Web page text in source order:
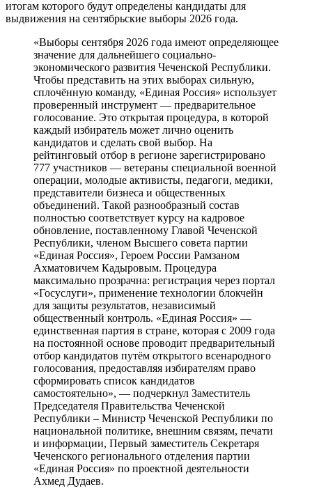
итогам которого будут определены кандидаты для
выдвижения на сентябрьские выборы 2026 года.
«Выборы сентября 2026 года имеют определяющее
значение для дальнейшего социально-
экономического развития Чеченской Республики.
Чтобы представить на этих выборах сильную,
сплочённую команду, «Единая Россия» использует
проверенный инструмент — предварительное
голосование. Это открытая процедура, в которой
каждый избиратель может лично оценить
кандидатов и сделать свой выбор. На
рейтинговый отбор в регионе зарегистрировано
777 участников — ветераны специальной военной
операции, молодые активисты, педагоги, медики,
представители бизнеса и общественных
объединений. Такой разнообразный состав
полностью соответствует курсу на кадровое
обновление, поставленному Главой Чеченской
Республики, членом Высшего совета партии
«Единая Россия», Героем России Рамзаном
Ахматовичем Кадыровым. Процедура
максимально прозрачна: регистрация через портал
«Госуслуги», применение технологии блокчейн
для защиты результатов, независимый
общественный контроль. «Единая Россия» —
единственная партия в стране, которая с 2009 года
на постоянной основе проводит предварительный
отбор кандидатов путём открытого всенародного
голосования, предоставляя избирателям право
сформировать список кандидатов
самостоятельно», — подчеркнул Заместитель
Председателя Правительства Чеченской
Республики – Министр Чеченской Республики по
национальной политике, внешним связям, печати
и информации, Первый заместитель Секретаря
Чеченского регионального отделения партии
«Единая Россия» по проектной деятельности
Ахмед Дудаев.